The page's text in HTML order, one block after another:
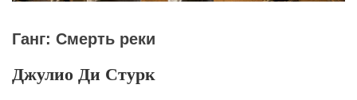
Ганг: Смерть реки
Джулио Ди Стурк